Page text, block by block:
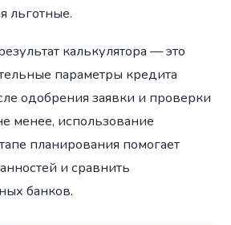
льготные.
калькулятора — это
параметры кредита
одобрения заявки и проверки
менее, использование
планирования помогает
и сравнить
банков.